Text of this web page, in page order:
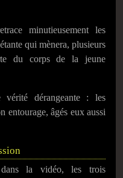
minutieusement les
qui mènera, plusieurs
du corps de la jeune
vérité dérangeante : les
entourage, âgés eux aussi
dans la vidéo, les trois